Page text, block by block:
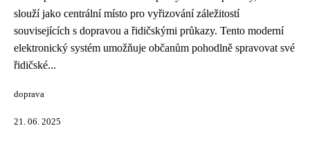
slouží jako centrální místo pro vyřizování záležitostí
souvisejících s dopravou a řidičskými průkazy. Tento moderní
elektronický systém umožňuje občanům pohodlně spravovat své
řidičské...
doprava
21. 06. 2025